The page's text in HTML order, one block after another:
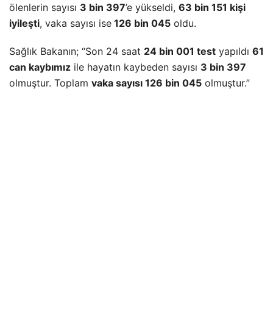
ölenlerin sayısı 3 bin 397’e yükseldi, 63 bin 151 kişi
iyileşti, vaka sayısı ise 126 bin 045 oldu.
Sağlık Bakanın; “Son 24 saat 24 bin 001 test yapıldı 61
can kaybımız ile hayatın kaybeden sayısı 3 bin 397
olmuştur. Toplam vaka sayısı 126 bin 045 olmuştur.”